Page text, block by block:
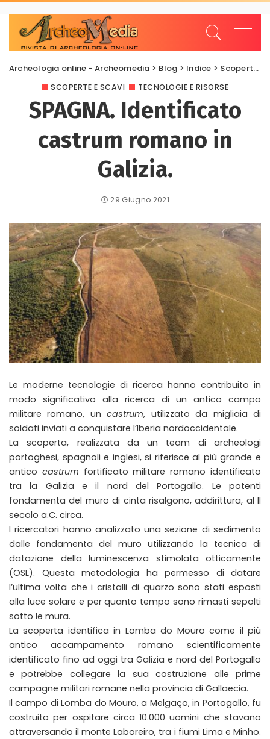
Archeologia online - Archeomedia > Blog > Indice > Scoperte e scavi
SCOPERTE E SCAVI TECNOLOGIE E RISORSE
SPAGNA. Identificato
castrum romano in
Galizia.
29 Giugno 2021
Le moderne tecnologie di ricerca hanno contribuito in
modo significativo alla ricerca di un antico campo
militare romano, uncastrum, utilizzato da migliaia di
soldati inviati a conquistare l’Iberia nordoccidentale.
La scoperta, realizzata da un team di archeologi
portoghesi, spagnoli e inglesi, si riferisce al più grande e
antico castrum fortificato militare romano identificato
tra la Galizia e il nord del Portogallo. Le potenti
fondamenta del muro di cinta risalgono, addirittura, al II
secolo a.C. circa.
I ricercatori hanno analizzato una sezione di sedimento
dalle fondamenta del muro utilizzando la tecnica di
datazione della luminescenza stimolata otticamente
(OSL). Questa metodologia ha permesso di datare
l’ultima volta che i cristalli di quarzo sono stati esposti
alla luce solare e per quanto tempo sono rimasti sepolti
sotto le mura.
La scoperta identifica in Lomba do Mouro come il più
antico accampamento romano scientificamente
identificato fino ad oggi tra Galizia e nord del Portogallo
e potrebbe collegare la sua costruzione alle prime
campagne militari romane nella provincia di Gallaecia.
Il campo di Lomba do Mouro, a Melgaço, in Portogallo, fu
costruito per ospitare circa 10.000 uomini che stavano
attraversando il monte Laboreiro, tra i fiumi Lima e Minho.